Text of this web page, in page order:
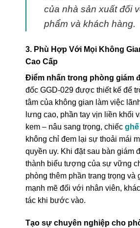
của nhà sản xuất đối
phẩm và khách hàng.
3. Phù Hợp Với Mọi Không
Cao Cấp
Điểm nhấn trong phòng giám
đốc GGD-029 được thiết kế để
tâm của không gian làm việc
lưng cao, phần tay vịn liền khối
kem – nâu sang trọng, chiếc
không chỉ đem lại sự thoải mái
quyền uy. Khi đặt sau bàn giám
thành biểu tượng của sự vững
phòng thêm phần trang trọng và
mạnh mẽ đối với nhân viên,
tác khi bước vào.
Tạo sự chuyên nghiệp cho